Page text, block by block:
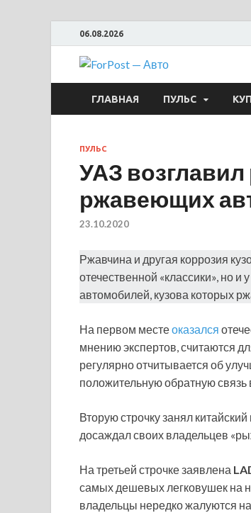
06.08.2026
ГЛАВНАЯ ПУЛЬС
ПУЛЬС
УАЗ
ржавеющих
23.10.2020
Ржавчина и другая коррозия
отечественной «классики», но
автомобилей, кузова которых
На первом местеоказался
мнению экспертов, считаются
регулярно отчитывается об
положительную обратную связь
Вторую строчку занял
досаждал своих владельцев
На третьей строчке заявлена
самых дешевых легковушек на
владельцы нередко жалуются